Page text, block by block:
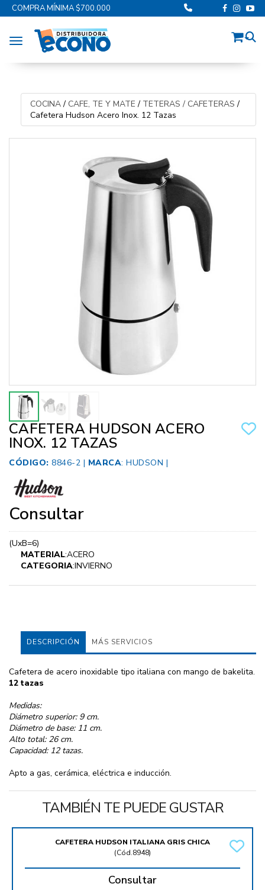
COMPRA MÍNIMA $700.000
Toggle navigation
COCINA/ CAFE, TE Y MATE / TETERAS / CAFETERAS /
Cafetera Hudson Acero Inox. 12 Tazas
CAFETERA HUDSON ACERO
INOX. 12 TAZAS
CÓDIGO: 8846-2 | MARCA: HUDSON |
Consultar
(UxB=6)
MATERIAL:ACERO
CATEGORIA:INVIERNO
DESCRIPCIÓN MÁS SERVICIOS
Cafetera de acero inoxidable tipo italiana con mango de bakelita.
12 tazas
Medidas:
Diámetro superior: 9 cm.
Diámetro de base: 11 cm.
Alto total: 26 cm.
Capacidad: 12 tazas.
Apto a gas, cerámica, eléctrica e inducción.
TAMBIÉN TE PUEDE GUSTAR
CAFETERA HUDSON ITALIANA GRIS CHICA
(Cód.8948)
Consultar